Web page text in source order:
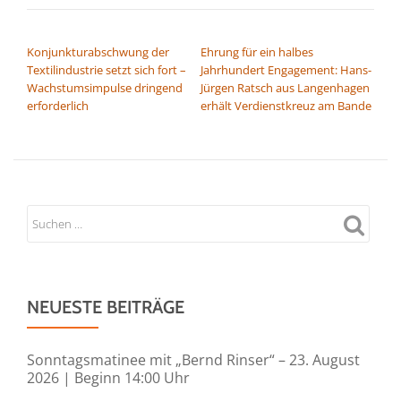
Konjunkturabschwung der
Textilindustrie setzt sich fort –
Wachstumsimpulse dringend
erforderlich
Ehrung für ein halbes
Jahrhundert Engagement: Hans-
Jürgen Ratsch aus Langenhagen
erhält Verdienstkreuz am Bande
NEUESTE BEITRÄGE
Sonntagsmatinee mit „Bernd Rinser“ – 23. August
2026 | Beginn 14:00 Uhr